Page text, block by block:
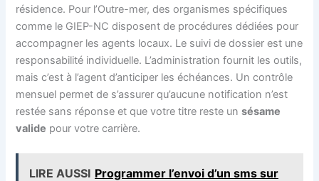
résidence. Pour l’Outre-mer, des organismes spécifiques
comme le GIEP-NC disposent de procédures dédiées pour
accompagner les agents locaux. Le suivi de dossier est une
responsabilité individuelle. L’administration fournit les outils,
mais c’est à l’agent d’anticiper les échéances. Un contrôle
mensuel permet de s’assurer qu’aucune notification n’est
restée sans réponse et que votre titre reste unsésame
valide pour votre carrière.
LIRE AUSSI Programmer l’envoi d’un sms sur